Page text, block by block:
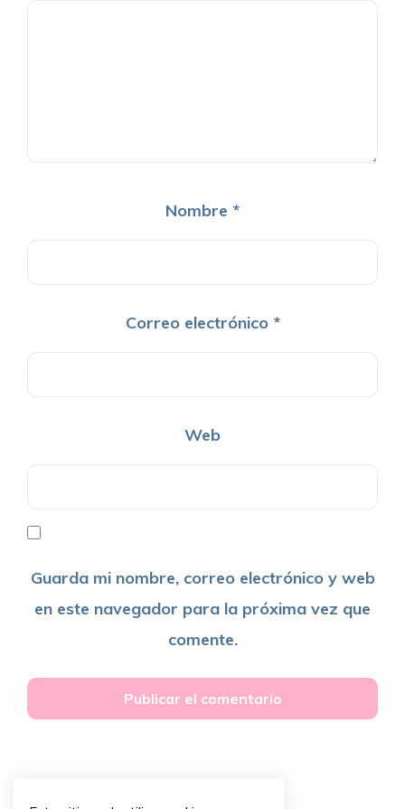
Nombre *
Correo electrónico *
Web
Guarda mi nombre, correo electrónico y web
en este navegador para la próxima vez que
comente.